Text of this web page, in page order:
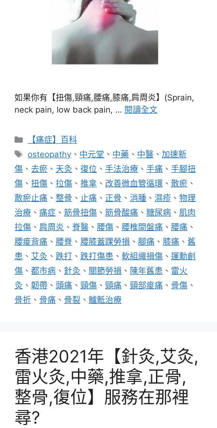
如果你有【扭傷,頸痛,腰痛,膝痛,肩周炎】(Sprain,
neck pain, low back pain, … 閱讀全文
分
【痛症】百科
標
籤
osteopathy 、 中元堂 、 中藥 、 中醫 、加速新
傷 、 去瘀 、 天灸 、 復位 、 手法治療 、 手痛 、 手腳扭
傷 、 扭傷 、 拉傷 、 推拿 、 改善微血管循環 、 散瘀 、
散瘀止痛 、 整骨 、 止痛 、 正骨 、 消腫 、 濕疹 、 物理
治療 、 痛症 、 筋骨扭傷 、 筋骨酸痛 、 糖尿病 、 肌肉
拉傷 、 肩周炎 、 脊醫 、 腰傷 、 腰椎間盤痛 、 腰痛 、
腰痠背痛 、 腰脊 、 腰膝蓋踝勞損 、 腳痛 、 膝痛 、 舊
患 、 艾灸 、 跌打 、 跌打傷患 、 軟組織損傷 、 運勳創
傷 、 都市病 、 針灸 、 關節勞損 、 陳年舊患 、 雷火
灸 、 韌帶 、 頭痛 、 頸傷 、 頸痛 、 頸部痠痛 、 骨傷 、
骨折 、 骨痛 、 骨裂 、 髗骶治療
香港2021年【針灸,艾灸,
雷火灸,中藥,推拿,正骨,
整骨,復位】服務在那裡
尋?